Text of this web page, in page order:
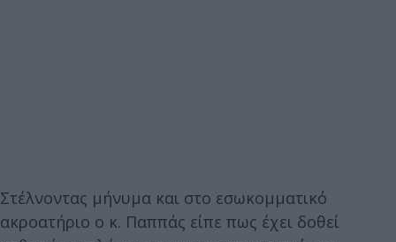
Στέλνοντας μήνυμα και στο εσωκομματικό
ακροατήριο ο κ. Παππάς είπε πως έχει δοθεί